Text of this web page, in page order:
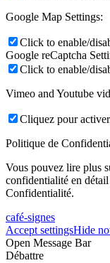
Google Map Settings:
Click to enable/
Google reCaptcha
Click to enable/
Vimeo and Youtube
Cliquez pour
Politique de
Vous pouvez lire plus
confidentialité en
Confidentialité.
café-signes
Accept settingsHide
Open Message Bar
Débattre